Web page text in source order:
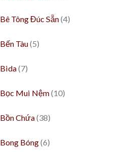
Bê Tông Đúc Sẵn(4)
Bến Tàu(5)
Bida(7)
Bọc Mui Nệm(10)
Bồn Chứa(38)
Bong Bóng(6)